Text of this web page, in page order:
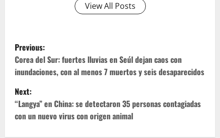
View All Posts
P
o
s
t
n
Previous:
Corea del Sur: fuertes lluvias en Seúl dejan caos con
inundaciones, con al menos 7 muertos y seis desaparecidos
Next:
“Langya” en China: se detectaron 35 personas contagiadas
con un nuevo virus con origen animal